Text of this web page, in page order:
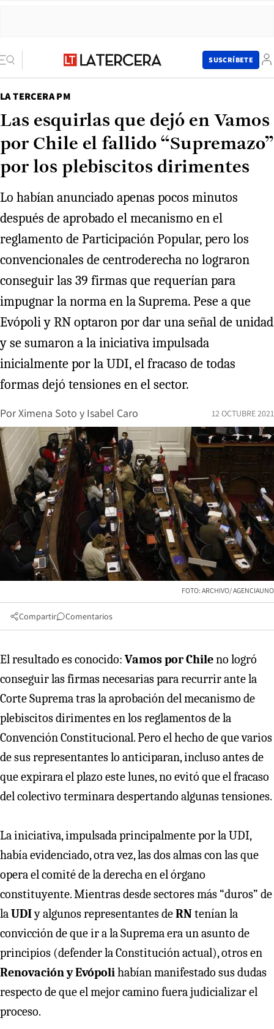
SUSCRÍBETE
LA TERCERA PM
Las esquirlas que dejó en Vamos
por Chile el fallido “Supremazo”
por los plebiscitos dirimentes
Lo habían anunciado apenas pocos minutos
después de aprobado el mecanismo en el
reglamento de Participación Popular, pero los
convencionales de centroderecha no lograron
conseguir las 39 firmas que requerían para
impugnar la norma en la Suprema. Pese a que
Evópoli y RN optaron por dar una señal de unidad
y se sumaron a la iniciativa impulsada
inicialmente por la UDI, el fracaso de todas
formas dejó tensiones en el sector.
PorXimena Soto y Isabel Caro 12 OCTUBRE 2021
FOTO: ARCHIVO/ AGENCIAUNO
Compartir Comentarios
El resultado es conocido: Vamos por Chileno logró
conseguir las firmas necesarias para recurrir ante la
Corte Suprema tras la aprobación del mecanismo de
plebiscitos dirimentes en los reglamentos de la
Convención Constitucional. Pero el hecho de que varios
de sus representantes lo anticiparan, incluso antes de
que expirara el plazo este lunes, no evitó que el fracaso
del colectivo terminara despertando algunas tensiones.
La iniciativa, impulsada principalmente por la UDI,
había evidenciado, otra vez, las dos almas con las que
opera el comité de la derecha en el órgano
constituyente. Mientras desde sectores más “duros” de
laUDIy algunos representantes deRNtenían la
convicción de que ir a la Suprema era un asunto de
principios (defender la Constitución actual), otros en
Renovación y Evópolihabían manifestado sus dudas
respecto de que el mejor camino fuera judicializar el
proceso.